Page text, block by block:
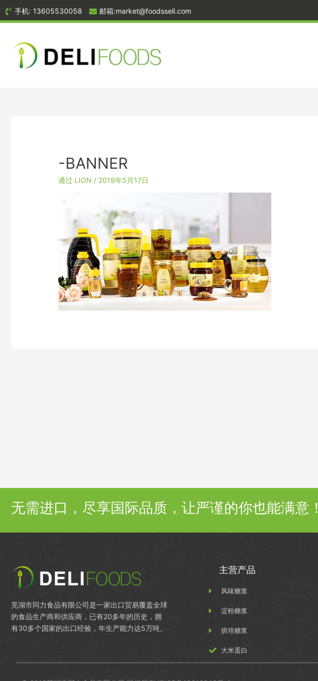
到
手机: 13605530058 邮箱:market@foodssell.com
-BANNER
通过 LION / 2019年5月17日
无需进口，尽享国际品质，让严谨的你也能满意！
芜湖市同力食品有限公司是一家出口贸易覆盖全球
的食品生产商和供应商，已有20多年的历史，拥
有30多个国家的出口经验，年生产能力达5万吨。
主营产品
风味糖浆
淀粉糖浆
烘培糖浆
大米蛋白